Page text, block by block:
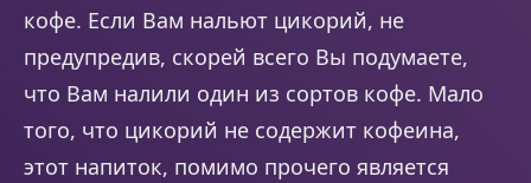
кофе. Если Вам нальют цикорий, не
предупредив, скорей всего Вы подумаете,
что Вам налили один из сортов кофе. Мало
того, что цикорий не содержит кофеина,
этот напиток, помимо прочего является